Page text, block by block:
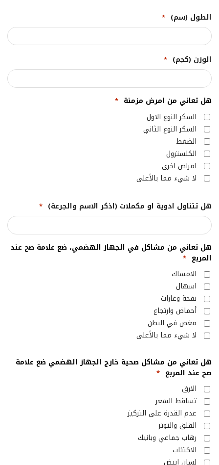
الطول (سم) *
الوزن (كجم) *
هل تعاني من امرض مزمنة *
السكر النوع الاول
السكر النوع الثاني
الضغط
الكلسترول
امراض اخرى
لا شيء مما بالأعلى
هل تتناول ادوية او مكملات (اذكر الاسم والجرعة) *
هل تعاني من مشاكل في الجهاز الهضمي، ضع علامة صح عند
المربع *
الامساك
اسهال
نفخة وغازات
أحماض وارتجاع
مغص في البطن
لا شيء مما بالأعلى
هل تعاني من مشاكل صحية خارج الجهاز الهضمي ضع علامة
صح عند المربع *
الارق
تساقط الشعر
عدم القدرة على التركيز
القلق والتوتر
رهاب جماعي وبانيك
الاكتئاب